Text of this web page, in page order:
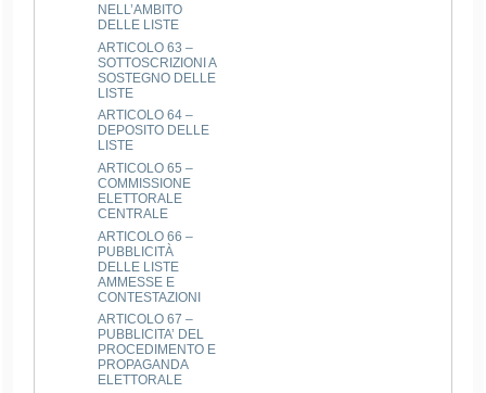
NELL’AMBITO
DELLE LISTE
ARTICOLO 63 –
SOTTOSCRIZIONI A
SOSTEGNO DELLE
LISTE
ARTICOLO 64 –
DEPOSITO DELLE
LISTE
ARTICOLO 65 –
COMMISSIONE
ELETTORALE
CENTRALE
ARTICOLO 66 –
PUBBLICITÀ
DELLE LISTE
AMMESSE E
CONTESTAZIONI
ARTICOLO 67 –
PUBBLICITA’ DEL
PROCEDIMENTO E
PROPAGANDA
ELETTORALE